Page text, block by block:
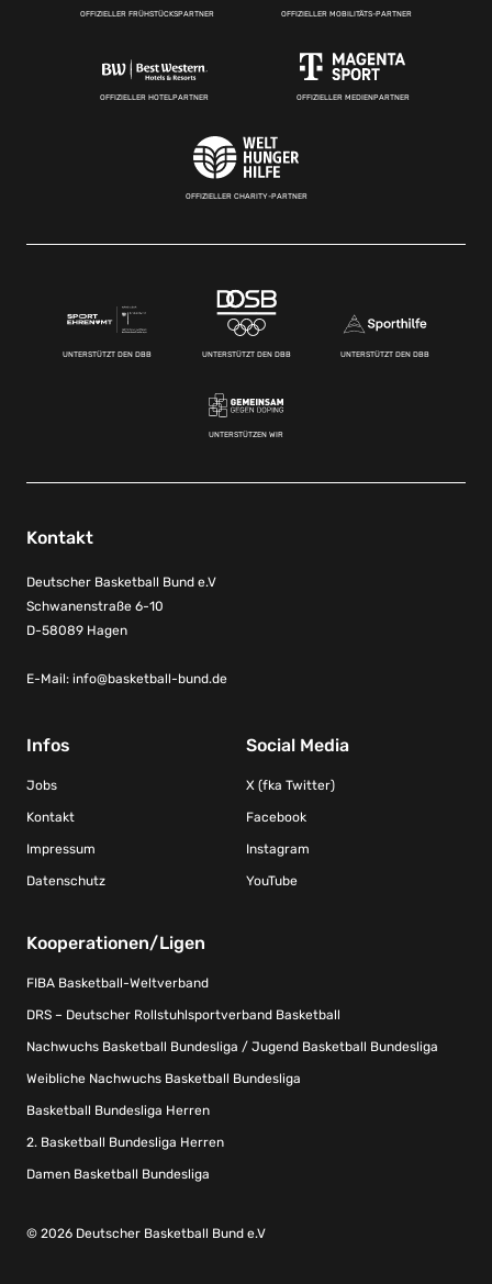
OFFIZIELLER FRÜHSTÜCKSPARTNER OFFIZIELLER MOBILITÄTS-PARTNER
OFFIZIELLER HOTELPARTNER OFFIZIELLER MEDIENPARTNER
OFFIZIELLER CHARITY-PARTNER
UNTERSTÜTZT DEN DBB UNTERSTÜTZT DEN DBB UNTERSTÜTZT DEN DBB
UNTERSTÜTZEN WIR
Kontakt
Deutscher Basketball Bund e.V
Schwanenstraße 6-10
D-58089 Hagen
E-Mail: info@basketball-bund.de
Infos
Jobs
Kontakt
Impressum
Datenschutz
Social Media
X (fka Twitter)
Facebook
Instagram
YouTube
Kooperationen/Ligen
FIBA Basketball-Weltverband
DRS – Deutscher Rollstuhlsportverband Basketball
Nachwuchs Basketball Bundesliga / Jugend Basketball Bundesliga
Weibliche Nachwuchs Basketball Bundesliga
Basketball Bundesliga Herren
2. Basketball Bundesliga Herren
Damen Basketball Bundesliga
© 2026 Deutscher Basketball Bund e.V